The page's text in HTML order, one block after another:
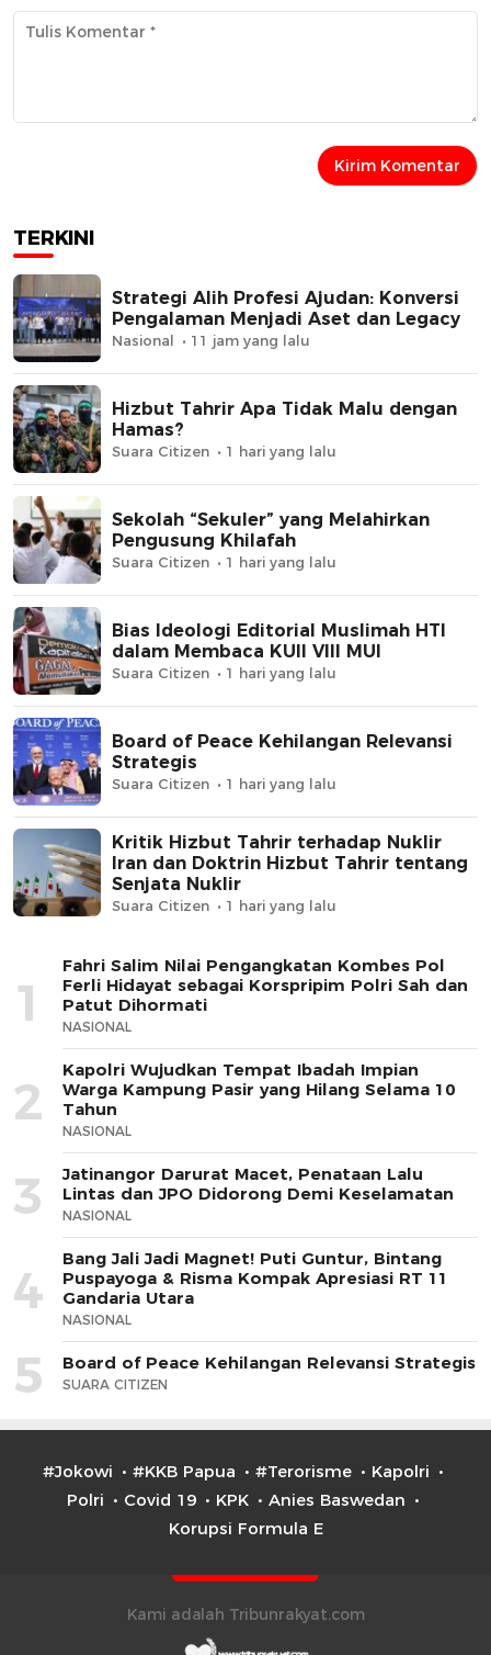
TERKINI
Strategi Alih Profesi Ajudan: Konversi
Pengalaman Menjadi Aset dan Legacy
Nasional 11 jam yang lalu
Hizbut Tahrir Apa Tidak Malu dengan
Hamas?
Suara Citizen 1 hari yang lalu
Sekolah “Sekuler” yang Melahirkan
Pengusung Khilafah
Suara Citizen 1 hari yang lalu
Bias Ideologi Editorial Muslimah HTI
dalam Membaca KUII VIII MUI
Suara Citizen 1 hari yang lalu
Board of Peace Kehilangan Relevansi
Strategis
Suara Citizen 1 hari yang lalu
Kritik Hizbut Tahrir terhadap Nuklir
Iran dan Doktrin Hizbut Tahrir tentang
Senjata Nuklir
Suara Citizen 1 hari yang lalu
1
Fahri Salim Nilai Pengangkatan Kombes Pol
Ferli Hidayat sebagai Korspripim Polri Sah dan
Patut Dihormati
NASIONAL
2
Kapolri Wujudkan Tempat Ibadah Impian
Warga Kampung Pasir yang Hilang Selama 10
Tahun
NASIONAL
3
Jatinangor Darurat Macet, Penataan Lalu
Lintas dan JPO Didorong Demi Keselamatan
NASIONAL
4
Bang Jali Jadi Magnet! Puti Guntur, Bintang
Puspayoga & Risma Kompak Apresiasi RT 11
Gandaria Utara
NASIONAL
5 Board of Peace Kehilangan Relevansi Strategis
SUARA CITIZEN
#Jokowi #KKB Papua #Terorisme
Kapolri
Polri
Covid 19 KPK
Anies Baswedan
Korupsi Formula E
Kami adalah Tribunrakyat.com